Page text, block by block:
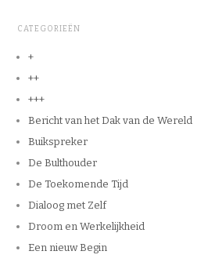
CATEGORIEËN
+
++
+++
Bericht van het Dak van de Wereld
Buikspreker
De Bulthouder
De Toekomende Tijd
Dialoog met Zelf
Droom en Werkelijkheid
Een nieuw Begin